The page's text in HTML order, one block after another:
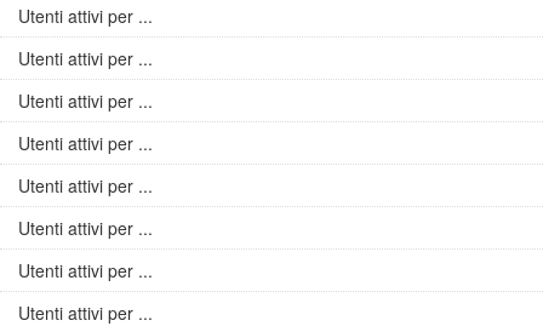
Utenti attivi per ...
Utenti attivi per ...
Utenti attivi per ...
Utenti attivi per ...
Utenti attivi per ...
Utenti attivi per ...
Utenti attivi per ...
Utenti attivi per ...